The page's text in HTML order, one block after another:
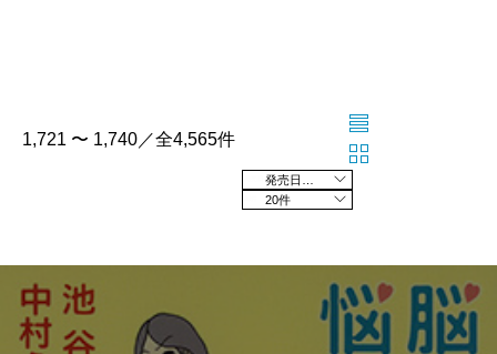
1,721 〜 1,740／全4,565件
20件